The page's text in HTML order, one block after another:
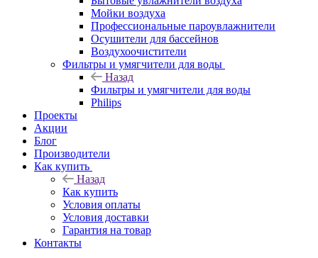
Мойки воздуха
Профессиональные пароувлажнители
Осушители для бассейнов
Воздухоочистители
Фильтры и умягчители для воды
Назад
Фильтры и умягчители для воды
Philips
Проекты
Акции
Блог
Производители
Как купить
Назад
Как купить
Условия оплаты
Условия доставки
Гарантия на товар
Контакты